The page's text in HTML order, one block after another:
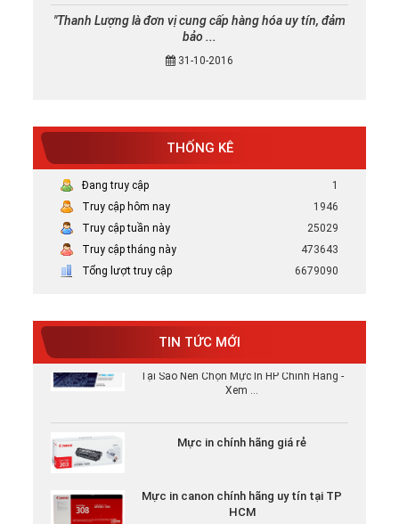
"Thanh Lượng là đơn vị cung cấp hàng hóa uy tín, đảm
bảo ...
31-10-2016
THỐNG KÊ
Đang truy cập
1
Truy cập hôm nay
1946
Truy cập tuần này
25029
Truy cập tháng này
473643
Tổng lượt truy cập
6679090
TIN TỨC MỚI
Mực in canon chính hãng uy tín tại TP
Bán Mực in Canon chính hãng uy tín tại
Tại sao nên chọn mực in HP chính hãng
Tại Sao Nên Chọn Mực In HP Chính Hãng -
Xem ...
HCM